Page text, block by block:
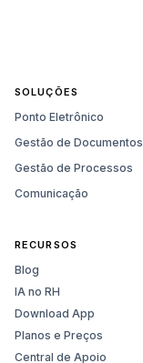
SOLUÇÕES
Ponto Eletrônico
Gestão de Documentos
Gestão de Processos
Comunicação
RECURSOS
Blog
IA no RH
Download App
Planos e Preços
Central de Apoio